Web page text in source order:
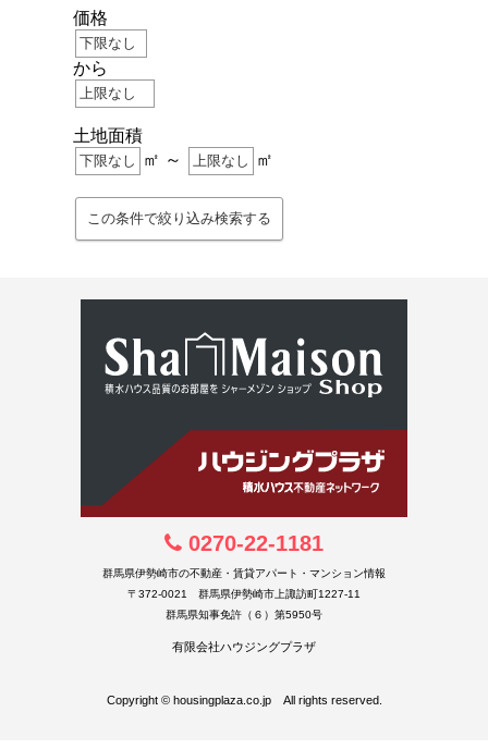
価格
から
土地面積
㎡ ～
㎡
0270-22-1181
群馬県伊勢崎市の不動産・賃貸アパート・マンション情報
〒372-0021 群馬県伊勢崎市上諏訪町1227-11
群馬県知事免許（６）第5950号
有限会社ハウジングプラザ
Copyright © housingplaza.co.jp All rights reserved.